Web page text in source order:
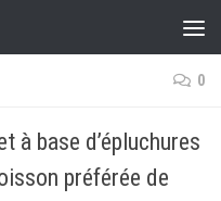
0
à base d’épluchures
préférée de